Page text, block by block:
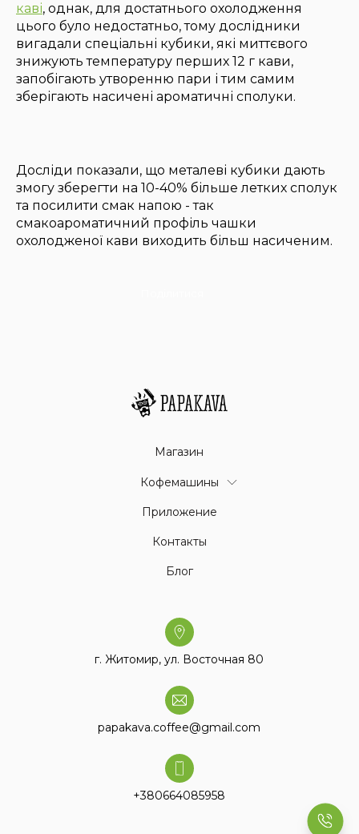
каві, однак, для достатнього охолодження
цього було недостатньо, тому дослідники
вигадали спеціальні кубики, які миттєвого
знижують температуру перших 12 г кави,
запобігають утворенню пари і тим самим
зберігають насичені ароматичні сполуки.
Досліди показали, що металеві кубики дають
змогу зберегти на 10-40% більше летких сполук
та посилити смак напою - так
смакоароматичний профіль чашки
охолодженої кави виходить більш насиченим.
Магазин
Кофемашины
Приложение
Контакты
Блог
г. Житомир, ул. Восточная 80
papakava.coffee@gmail.com
+380664085958